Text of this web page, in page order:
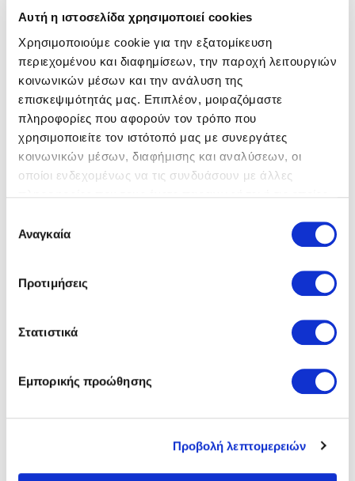
Αυτή η ιστοσελίδα χρησιμοποιεί cookies
Χρησιμοποιούμε cookie για την εξατομίκευση
περιεχομένου και διαφημίσεων, την παροχή λειτουργιών
κοινωνικών μέσων και την ανάλυση της
επισκεψιμότητάς μας. Επιπλέον, μοιραζόμαστε
πληροφορίες που αφορούν τον τρόπο που
χρησιμοποιείτε τον ιστότοπό μας με συνεργάτες
κοινωνικών μέσων, διαφήμισης και αναλύσεων, οι
οποίοι ενδεχομένως να τις συνδυάσουν με άλλες
των υπηρεσιών τους.
συγκατάθεσης
Αναγκαία
Προτιμήσεις
Στατιστικά
Εμπορικής προώθησης
Προβολή λεπτομερειών
Πέδιλα
89,00 €
99,00 €
Comart Πέδιλα
89,00 €
99,00 €
ComartΠέδιλα
79,00 €